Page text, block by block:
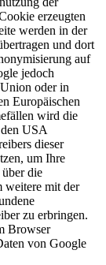
erzeugten
werden in der
und dort
auf
jedoch
oder in
Europäischen
wird die
USA
dieser
um Ihre
die
weitere mit der
zu erbringen.
Browser
von Google